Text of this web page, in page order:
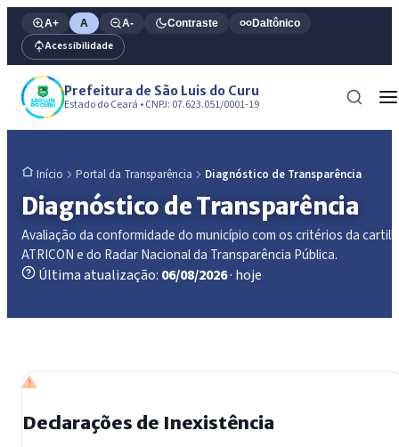
A+ A A- Contraste Daltônico
Acessibilidade
Prefeitura de São Luis do Curu
Estado do Ceará • CNPJ: 07.623.051/0001-19
Início Portal da Transparência Diagnóstico de Transparência
Diagnóstico de Transparência
Avaliação da conformidade do município com os critérios da
ATRICON e do Radar Nacional da Transparência Pública.
Última atualização: 06/08/2026· hoje
Declarações de Inexistência